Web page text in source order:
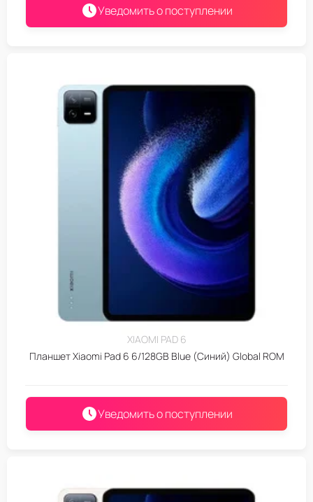
Уведомить о поступлении
XIAOMI PAD 6
Планшет Xiaomi Pad 6 6/128GB Blue (Синий) Global ROM
Уведомить о поступлении